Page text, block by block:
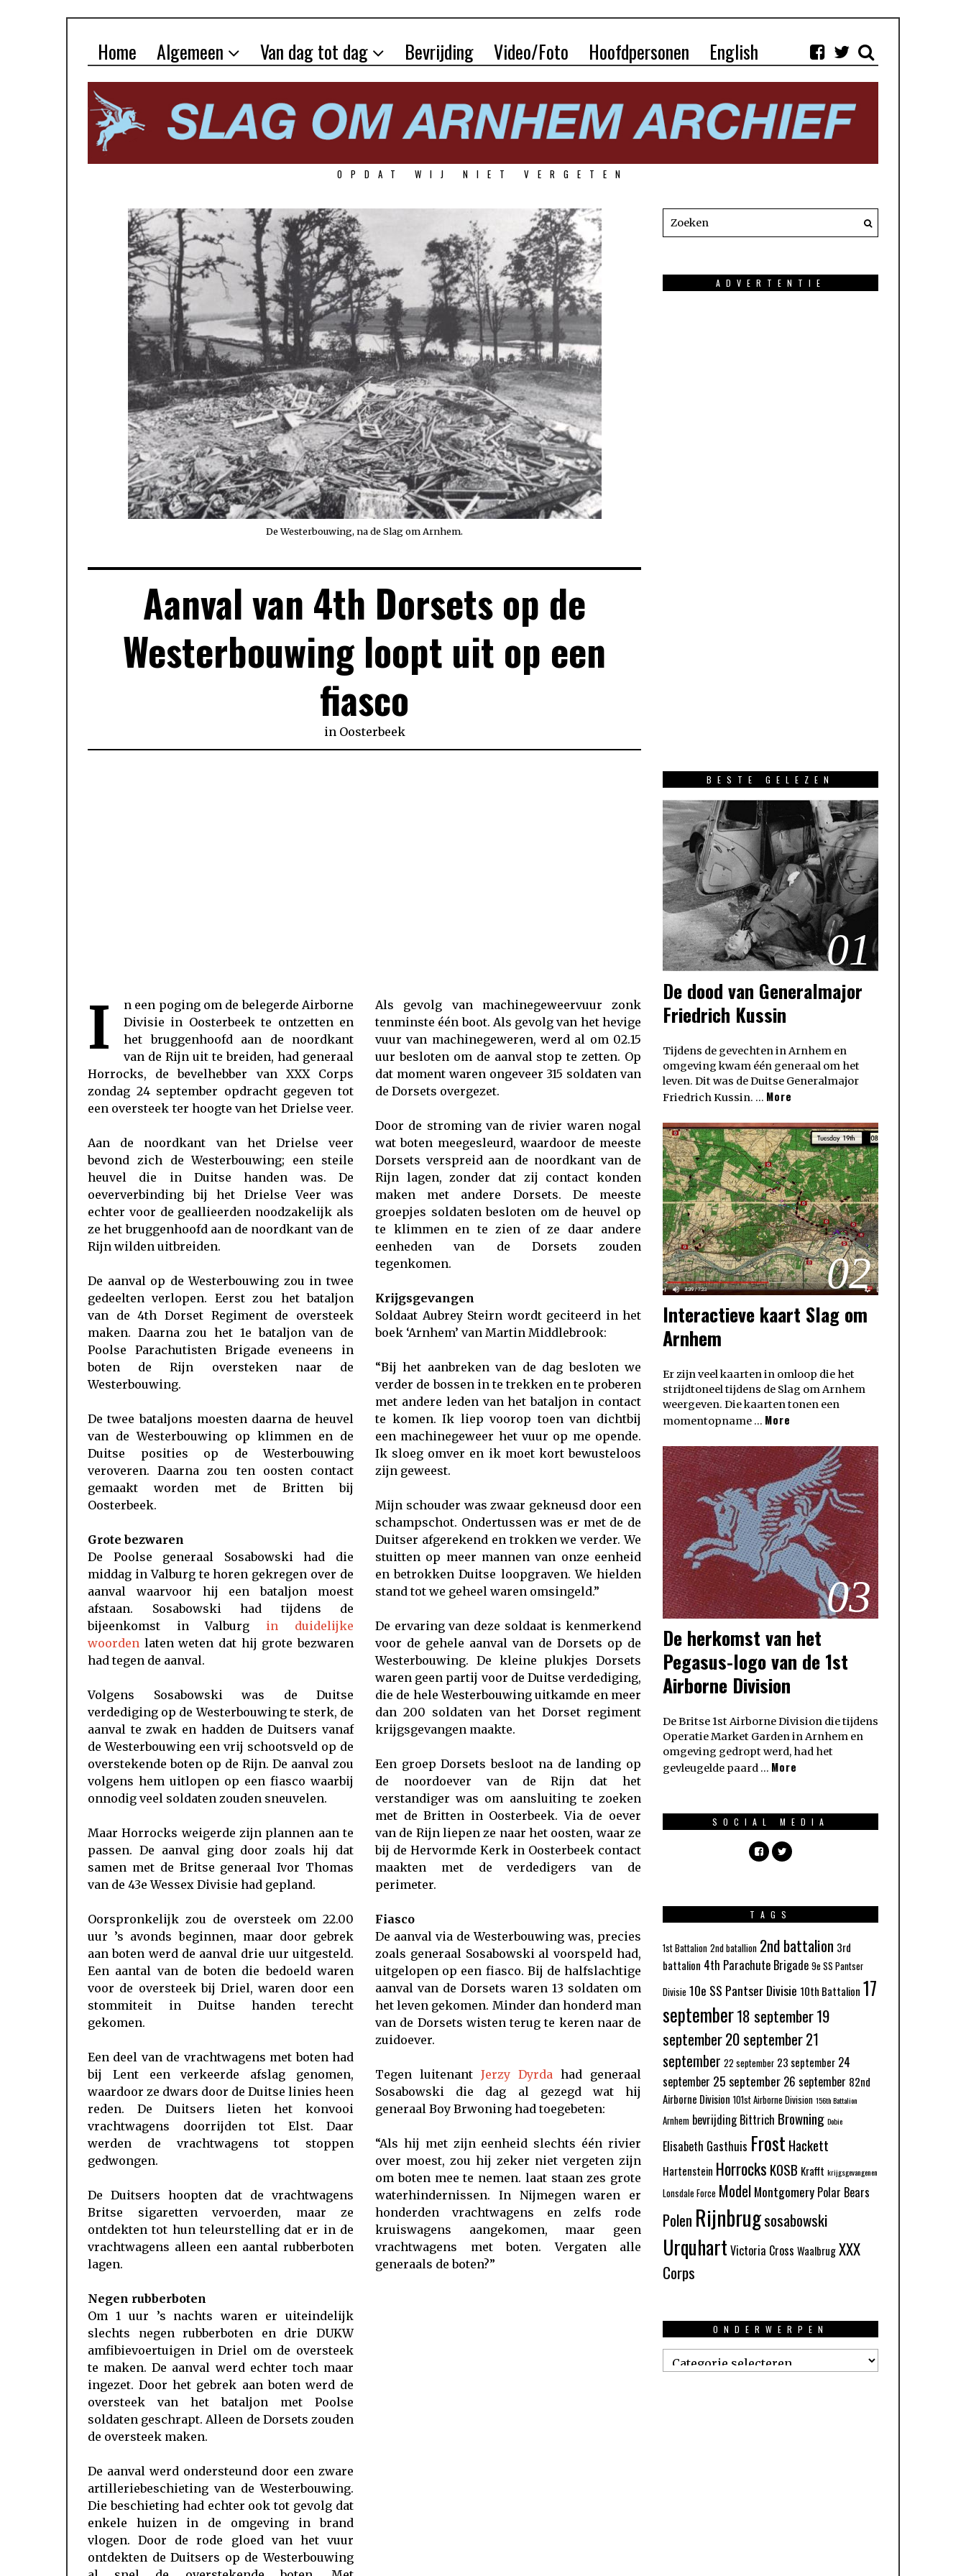
Home Algemeen Van dag tot dag Bevrijding Video/Foto Hoofdpersonen English
OPDAT WIJ NIET VERGETEN
De Westerbouwing, na de Slag om Arnhem.
Aanval van 4th Dorsets op de
Westerbouwing loopt uit op een
fiasco
in Oosterbeek
I
n een poging om de belegerde Airborne
Divisie in Oosterbeek te ontzetten en
het bruggenhoofd aan de noordkant
van de Rijn uit te breiden, had generaal
Horrocks, de bevelhebber van XXX Corps
zondag 24 september opdracht gegeven tot
een oversteek ter hoogte van het Drielse veer.
Aan de noordkant van het Drielse veer
bevond zich de Westerbouwing; een steile
heuvel die in Duitse handen was. De
oeververbinding bij het Drielse Veer was
echter voor de geallieerden noodzakelijk als
ze het bruggenhoofd aan de noordkant van de
Rijn wilden uitbreiden.
De aanval op de Westerbouwing zou in twee
gedeelten verlopen. Eerst zou het bataljon
van de 4th Dorset Regiment de oversteek
maken. Daarna zou het 1e bataljon van de
Poolse Parachutisten Brigade eveneens in
boten de Rijn oversteken naar de
Westerbouwing.
De twee bataljons moesten daarna de heuvel
van de Westerbouwing op klimmen en de
Duitse posities op de Westerbouwing
veroveren. Daarna zou ten oosten contact
gemaakt worden met de Britten bij
Oosterbeek.
Grote bezwaren
De Poolse generaal Sosabowski had die
middag in Valburg te horen gekregen over de
aanval waarvoor hij een bataljon moest
afstaan. Sosabowski had tijdens de
bijeenkomst in Valburg in duidelijke
woorden laten weten dat hij grote bezwaren
had tegen de aanval.
Volgens Sosabowski was de Duitse
verdediging op de Westerbouwing te sterk, de
aanval te zwak en hadden de Duitsers vanaf
de Westerbouwing een vrij schootsveld op de
overstekende boten op de Rijn. De aanval zou
volgens hem uitlopen op een fiasco waarbij
onnodig veel soldaten zouden sneuvelen.
Maar Horrocks weigerde zijn plannen aan te
passen. De aanval ging door zoals hij dat
samen met de Britse generaal Ivor Thomas
van de 43e Wessex Divisie had gepland.
Oorspronkelijk zou de oversteek om 22.00
uur ’s avonds beginnen, maar door gebrek
aan boten werd de aanval drie uur uitgesteld.
Een aantal van de boten die bedoeld waren
voor de oversteek bij Driel, waren door een
stommiteit in Duitse handen terecht
gekomen.
Een deel van de vrachtwagens met boten had
bij Lent een verkeerde afslag genomen,
waardoor ze dwars door de Duitse linies heen
reden. De Duitsers lieten het konvooi
vrachtwagens doorrijden tot Elst. Daar
werden de vrachtwagens tot stoppen
gedwongen.
De Duitsers hoopten dat de vrachtwagens
Britse sigaretten vervoerden, maar ze
ontdekten tot hun teleurstelling dat er in de
vrachtwagens alleen een aantal rubberboten
lagen.
Negen rubberboten
Om 1 uur ’s nachts waren er uiteindelijk
slechts negen rubberboten en drie DUKW
amfibievoertuigen in Driel om de oversteek
te maken. De aanval werd echter toch maar
ingezet. Door het gebrek aan boten werd de
oversteek van het bataljon met Poolse
soldaten geschrapt. Alleen de Dorsets zouden
de oversteek maken.
De aanval werd ondersteund door een zware
artilleriebeschieting van de Westerbouwing.
Die beschieting had echter ook tot gevolg dat
enkele huizen in de omgeving in brand
vlogen. Door de rode gloed van het vuur
ontdekten de Duitsers op de Westerbouwing
Als gevolg van machinegeweervuur zonk
tenminste één boot. Als gevolg van het hevige
vuur van machinegeweren, werd al om 02.15
uur besloten om de aanval stop te zetten. Op
dat moment waren ongeveer 315 soldaten van
de Dorsets overgezet.
Door de stroming van de rivier waren nogal
wat boten meegesleurd, waardoor de meeste
Dorsets verspreid aan de noordkant van de
Rijn lagen, zonder dat zij contact konden
maken met andere Dorsets. De meeste
groepjes soldaten besloten om de heuvel op
te klimmen en te zien of ze daar andere
eenheden van de Dorsets zouden
tegenkomen.
Krijgsgevangen
Soldaat Aubrey Steirn wordt geciteerd in het
boek ‘Arnhem’ van Martin Middlebrook:
“Bij het aanbreken van de dag besloten we
verder de bossen in te trekken en te proberen
met andere leden van het bataljon in contact
te komen. Ik liep voorop toen van dichtbij
een machinegeweer het vuur op me opende.
Ik sloeg omver en ik moet kort bewusteloos
zijn geweest.
Mijn schouder was zwaar gekneusd door een
schampschot. Ondertussen was er met de de
Duitser afgerekend en trokken we verder. We
stuitten op meer mannen van onze eenheid
en betrokken Duitse loopgraven. We hielden
stand tot we geheel waren omsingeld.”
De ervaring van deze soldaat is kenmerkend
voor de gehele aanval van de Dorsets op de
Westerbouwing. De kleine plukjes Dorsets
waren geen partij voor de Duitse verdediging,
die de hele Westerbouwing uitkamde en meer
dan 200 soldaten van het Dorset regiment
krijgsgevangen maakte.
Een groep Dorsets besloot na de landing op
de noordoever van de Rijn dat het
verstandiger was om aansluiting te zoeken
met de Britten in Oosterbeek. Via de oever
van de Rijn liepen ze naar het oosten, waar ze
bij de Hervormde Kerk in Oosterbeek contact
maakten met de verdedigers van de
perimeter.
Fiasco
De aanval via de Westerbouwing was, precies
zoals generaal Sosabowski al voorspeld had,
uitgelopen op een fiasco. Bij de halfslachtige
aanval van de Dorsets waren 13 soldaten om
het leven gekomen. Minder dan honderd man
van de Dorsets wisten terug te keren naar de
zuidoever.
Tegen luitenant Jerzy Dyrda had generaal
Sosabowski die dag al gezegd wat hij
generaal Boy Brwoning had toegebeten:
“Als hij met zijn eenheid slechts één rivier
over moest, zou hij zeker niet vergeten zijn
om boten mee te nemen. laat staan zes grote
waterhindernissen. In Nijmegen waren er
honderden vrachtwagens en zelfs rode
kruiswagens aangekomen, maar geen
vrachtwagens met boten. Vergaten alle
generaals de boten?”
ADVERTENTIE
BESTE GELEZEN
01
De dood van Generalmajor
Friedrich Kussin
Tijdens de gevechten in Arnhem en
omgeving kwam één generaal om het
leven. Dit was de Duitse Generalmajor
Friedrich Kussin. … More
02
Interactieve kaart Slag om
Arnhem
Er zijn veel kaarten in omloop die het
strijdtoneel tijdens de Slag om Arnhem
weergeven. Die kaarten tonen een
momentopname … More
03
De herkomst van het
Pegasus-logo van de 1st
Airborne Division
De Britse 1st Airborne Division die tijdens
Operatie Market Garden in Arnhem en
omgeving gedropt werd, had het
gevleugelde paard … More
SOCIAL MEDIA
TAGS
1st Battalion 2nd batallion 2nd battalion 3rd
battalion 4th Parachute Brigade 9e SS Pantser
Divisie 10e SS Pantser Divisie 10th Battalion 17
september18 september19
september20 september21
september 22 september 23 september 24
september 25 september 26 september 82nd
Airborne Division 101st Airborne Division 156th Battalion
Arnhem bevrijding Bittrich Browning Dobie
Elisabeth Gasthuis Frost Hackett
Hartenstein Horrocks KOSB Krafft krijgsgevangenen
Lonsdale Force ModelMontgomery Polar Bears
Polen Rijnbrugsosabowski
Urquhart Victoria Cross WaalbrugXXX
Corps
ONDERWERPEN
Onderwerpen